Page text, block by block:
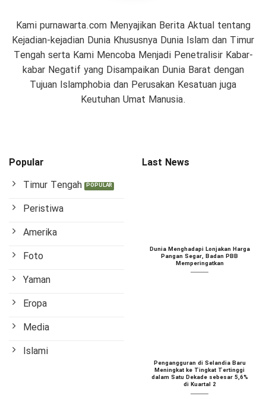
Kami purnawarta.com Menyajikan Berita Aktual tentang
Kejadian-kejadian Dunia Khususnya Dunia Islam dan Timur
Tengah serta Kami Mencoba Menjadi Penetralisir Kabar-
kabar Negatif yang Disampaikan Dunia Barat dengan
Tujuan Islamphobia dan Perusakan Kesatuan juga
Keutuhan Umat Manusia.
Popular
Timur Tengah
Peristiwa
Amerika
Foto
Yaman
Eropa
Media
Islami
Last News
Dunia Menghadapi Lonjakan Harga
Pangan Segar, Badan PBB
Memperingatkan
Pengangguran di Selandia Baru
Meningkat ke Tingkat Tertinggi
dalam Satu Dekade sebesar 5,6%
di Kuartal 2